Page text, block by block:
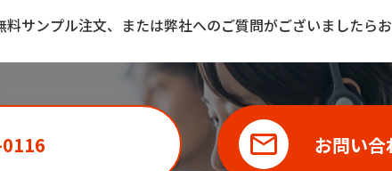
サンプル注文、または弊社へのご質問がございましたら
お問い合